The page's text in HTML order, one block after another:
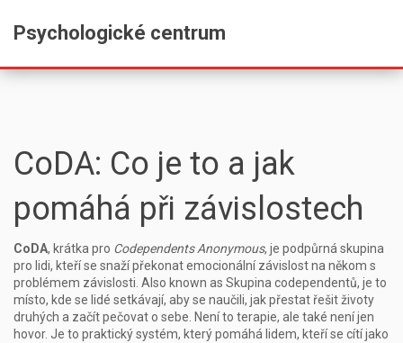
Psychologické centrum
CoDA: Co je to a jak
pomáhá při závislostech
CoDA, krátka pro Codependents Anonymous, je podpůrná skupina
pro lidi, kteří se snaží překonat emocionální závislost na někom s
problémem závislosti . Also known as Skupina codependentů, je to
místo, kde se lidé setkávají, aby se naučili, jak přestat řešit životy
druhých a začít pečovat o sebe. Není to terapie, ale také není jen
hovor. Je to praktický systém, který pomáhá lidem, kteří se cítí jako